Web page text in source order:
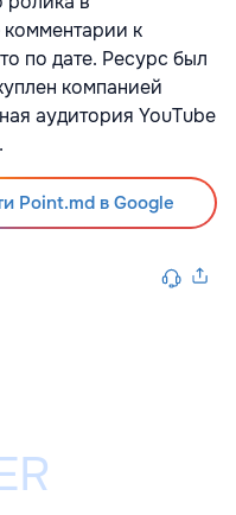
к
по дате. Ресурс был
компанией
аудитория YouTube
Point.md в Google